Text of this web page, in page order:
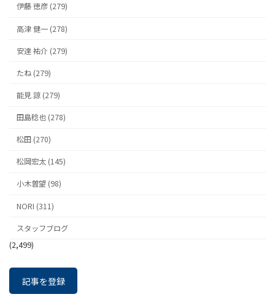
伊藤 徳彦 (279)
高津 健一 (278)
安達 祐介 (279)
たね (279)
能見 諒 (279)
田島稔也 (278)
松田 (270)
松岡宏太 (145)
小木曽望 (98)
NORI (311)
スタッフブログ
(2,499)
記事を登録